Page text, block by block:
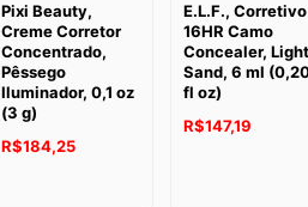
Pixi Beauty,
Creme Corretor
Concentrado,
Pêssego
Iluminador, 0,1 oz
(3 g)
R$184,25
E.L.F., Corretivo
16HR Camo
Concealer, Light
Sand, 6 ml
fl oz)
R$147,19